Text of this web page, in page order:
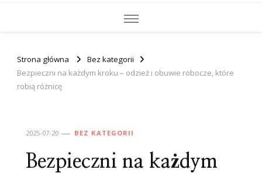
Strona główna
Bez kategorii
Bezpieczni na każdym kroku – odzież i obuwie robocze, które
robią różnicę
2025-07-20 BEZ KATEGORII
Bezpieczni na każdym